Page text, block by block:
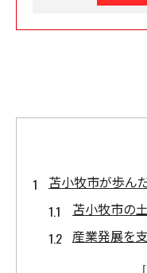
苫小牧市が歩ん
苫小牧市の
産業発展を
土木技術が